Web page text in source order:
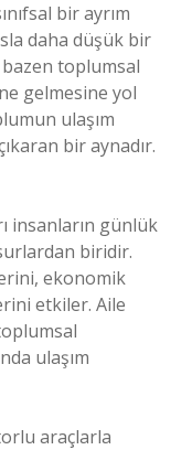
bir ayrım
daha düşük bir
toplumsal
gelmesine yol
ulaşım
bir aynadır.
insanların günlük
biridir.
ekonomik
etkiler. Aile
ulaşım
araçlarla